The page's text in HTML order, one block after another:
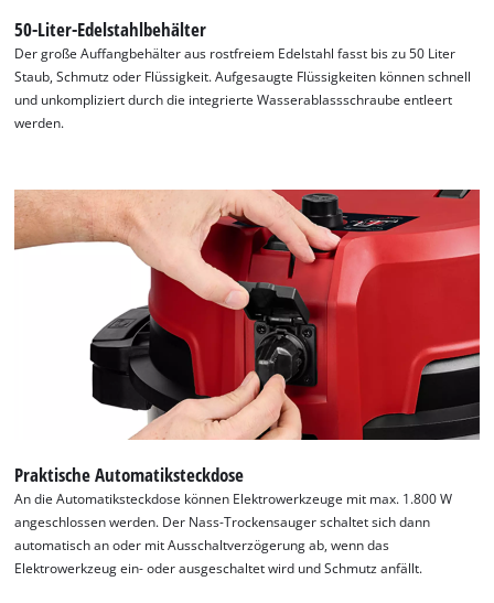
50-Liter-Edelstahlbehälter
Der große Auffangbehälter aus rostfreiem Edelstahl fasst bis zu 50 Liter
Staub, Schmutz oder Flüssigkeit. Aufgesaugte Flüssigkeiten können schnell
und unkompliziert durch die integrierte Wasserablassschraube entleert
werden.
Praktische Automatiksteckdose
An die Automatiksteckdose können Elektrowerkzeuge mit max. 1.800 W
angeschlossen werden. Der Nass-Trockensauger schaltet sich dann
automatisch an oder mit Ausschaltverzögerung ab, wenn das
Elektrowerkzeug ein- oder ausgeschaltet wird und Schmutz anfällt.